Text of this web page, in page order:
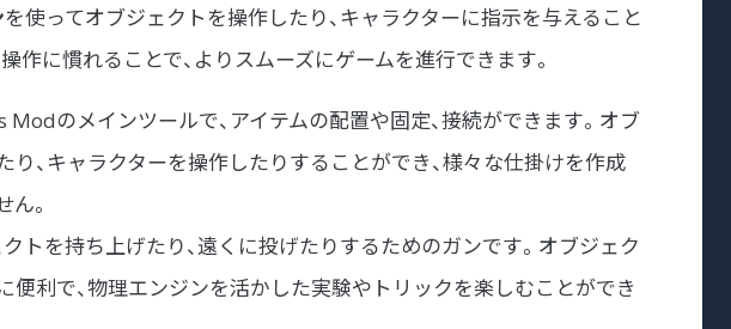
を使ってオブジェクトを操作したり、キャラクターに指示を与えること
作に慣れることで、よりスムーズにゲームを進行できます。
Modのメインツールで、アイテムの配置や固定、接続ができます。オブ
り、キャラクターを操作したりすることができ、様々な仕掛けを作成
。
クトを持ち上げたり、遠くに投げたりするためのガンです。オブジェク
便利で、物理エンジンを活かした実験やトリックを楽しむことができ